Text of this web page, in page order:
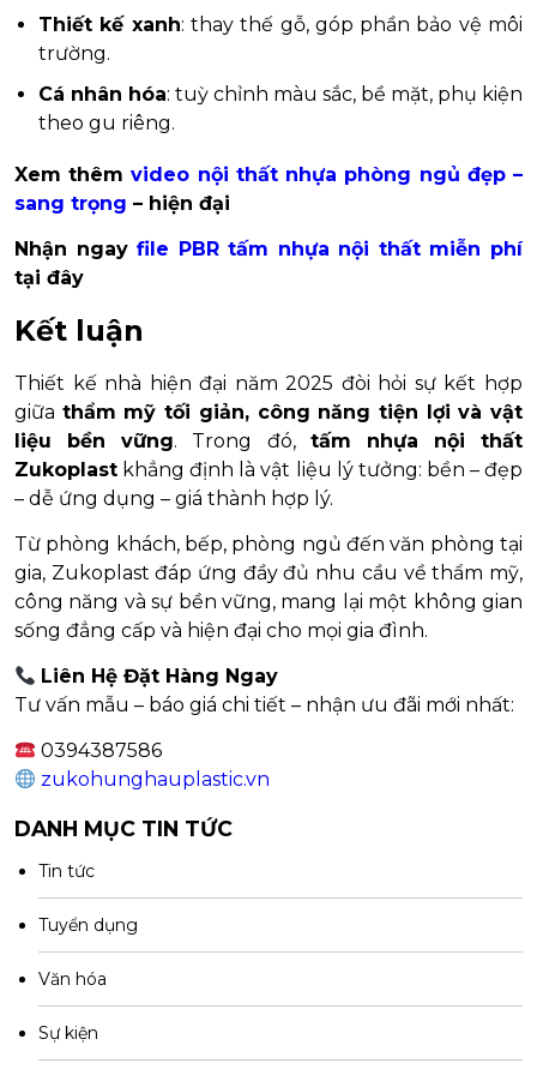
Thiết kế xanh: thay thế gỗ, góp phần bảo vệ môi
trường.
Cá nhân hóa: tuỳ chỉnh màu sắc, bề mặt, phụ kiện
theo gu riêng.
Xem thêmvideo nội thất nhựa phòng ngủ đẹp –
sang trọng – hiện đại
Nhận ngayfile PBR tấm nhựa nội thất miễn phí
tại đây
Kết luận
Thiết kế nhà hiện đại năm 2025 đòi hỏi sự kết hợp
giữa thẩm mỹ tối giản, công năng tiện lợi và vật
liệu bền vững. Trong đó, tấm nhựa nội thất
Zukoplast khẳng định là vật liệu lý tưởng: bền – đẹp
– dễ ứng dụng – giá thành hợp lý.
Từ phòng khách, bếp, phòng ngủ đến văn phòng tại
gia, Zukoplast đáp ứng đầy đủ nhu cầu về thẩm mỹ,
công năng và sự bền vững, mang lại một không gian
sống đẳng cấp và hiện đại cho mọi gia đình.
Liên Hệ Đặt Hàng Ngay
Tư vấn mẫu – báo giá chi tiết – nhận ưu đãi mới nhất:
0394387586
zukohunghauplastic.vn
DANH MỤC TIN TỨC
Tin tức
Tuyển dụng
Văn hóa
Sự kiện